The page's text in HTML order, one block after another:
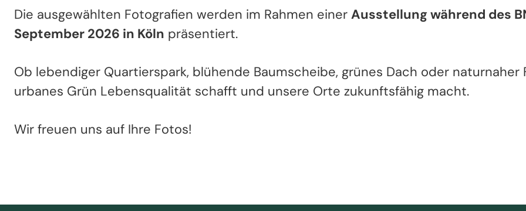
Die ausgewählten Fotografien werden im Rahmen einer Ausstellung während des
September 2026 in Köln präsentiert.
Ob lebendiger Quartierspark, blühende Baumscheibe, grünes Dach oder naturnaher
urbanes Grün Lebensqualität schafft und unsere Orte zukunftsfähig macht.
Wir freuen uns auf Ihre Fotos!